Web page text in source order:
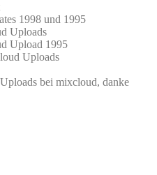
1998 und 1995
Uploads
Upload 1995
Uploads
bei mixcloud, danke